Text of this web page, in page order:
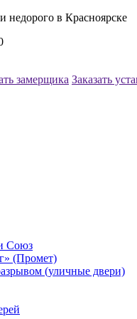
в Красноярске
замерщика Заказать
Союз
(Промет)
(уличные двери)